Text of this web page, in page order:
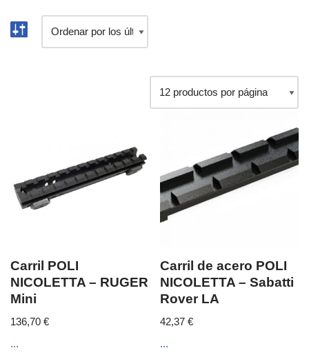
Carril POLI
NICOLETTA – RUGER
Mini
136,70 €
...
Carril de acero POLI
NICOLETTA – Sabatti
Rover LA
42,37€
...